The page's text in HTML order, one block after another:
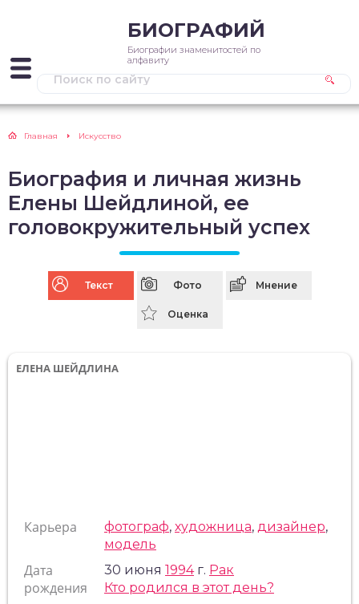
БИОГРАФИЙ
Биографии знаменитостей по
алфавиту
Главная Искусство
Биография и личная жизнь
Елены Шейдлиной, ее
головокружительный успех
Текст Фото Мнение
Оценка
ЕЛЕНА ШЕЙДЛИНА
Карьера фотограф, художница, дизайнер,
модель
Дата
рождения
30 июня 1994г. Рак
Кто родился в этот день?